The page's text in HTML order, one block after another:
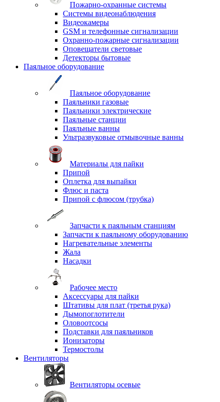
Пожарно-охранные системы
Системы видеонаблюдения
Видеокамеры
GSM и телефонные сигнализации
Охранно-пожарные сигнализации
Оповещатели световые
Детекторы бытовые
Паяльное оборудование
Паяльное оборудование
Паяльники газовые
Паяльники электрические
Паяльные станции
Паяльные ванны
Ультразвуковые отмывочные ванны
Материалы для пайки
Припой
Оплетка для выпайки
Флюс и паста
Припой с флюсом (трубка)
Запчасти к паяльным станциям
Запчасти к паяльному оборудованию
Нагревательные элементы
Жала
Насадки
Рабочее место
Аксессуары для пайки
Штативы для плат (третья рука)
Дымопоглотители
Оловоотсосы
Подставки для паяльников
Ионизаторы
Термостолы
Вентиляторы
Вентиляторы осевые